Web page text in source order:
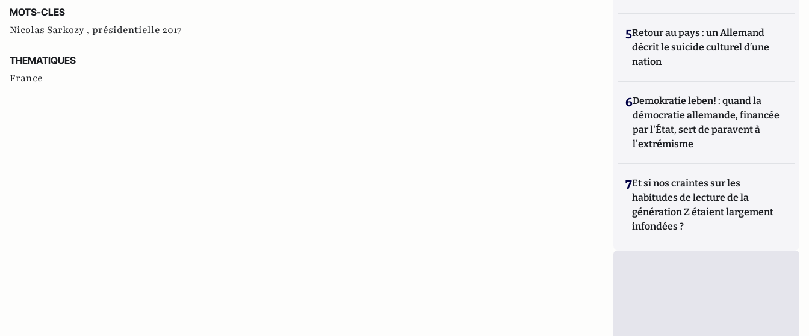
MOTS-CLES
Nicolas Sarkozy , présidentielle 2017
THEMATIQUES
France
5Retour au pays : un Allemand
décrit le suicide culturel d’une
nation
6Demokratie leben! : quand la
démocratie allemande, financée
par l'État, sert de paravent à
l'extrémisme
7Et si nos craintes sur les
habitudes de lecture de la
génération Z étaient largement
infondées ?